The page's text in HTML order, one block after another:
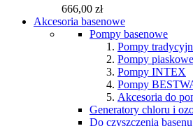
666,00 zł
Akcesoria basenowe
Pompy basenowe
Pompy
Pompy
Pompy INTEX
Pompy
Akcesoria do
Generatory chloru i
Do czyszczenia basenu